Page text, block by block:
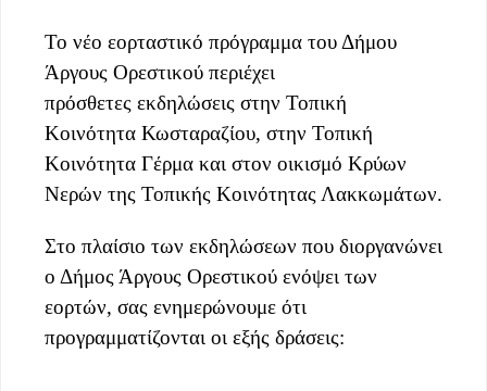
Το νέο εορταστικό πρόγραμμα του Δήμου
Άργους Ορεστικού περιέχει
πρόσθετες εκδηλώσεις στην Τοπική
Κοινότητα Κωσταραζίου, στην Τοπική
Κοινότητα Γέρμα και στον οικισμό Κρύων
Νερών της Τοπικής Κοινότητας Λακκωμάτων.
Στο πλαίσιο των εκδηλώσεων που διοργανώνει
ο Δήμος Άργους Ορεστικού ενόψει των
εορτών, σας ενημερώνουμε ότι
προγραμματίζονται οι εξής δράσεις: